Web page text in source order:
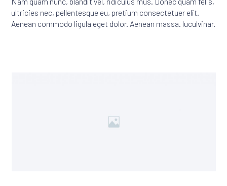
ultricies nec, pellentesque eu, pretium consectetuer elit.
Aenean commodo ligula eget dolor. Aenean massa. luculvinar.